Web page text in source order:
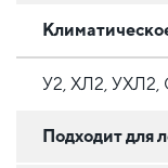
У2, ХЛ2,
Подходит для